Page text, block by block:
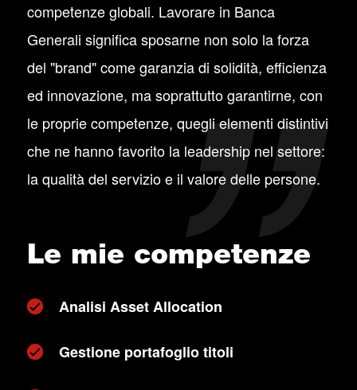
competenze globali. Lavorare in Banca
Generali significa sposarne non solo la forza
del "brand" come garanzia di solidità, efficienza
ed innovazione, ma soprattutto garantirne, con
le proprie competenze, quegli elementi distintivi
che ne hanno favorito la leadership nel settore:
la qualità del servizio e il valore delle persone.
Le mie competenze
Analisi Asset Allocation
Gestione portafoglio titoli